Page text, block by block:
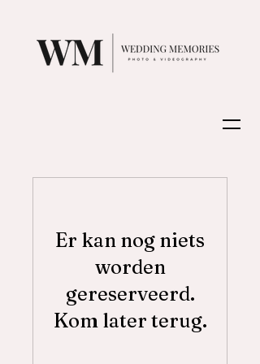
Er kan nog niets
worden
gereserveerd.
Kom later terug.